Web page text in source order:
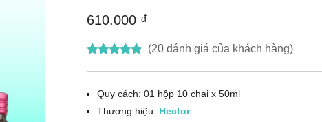
610.000 ₫
(20đánh giá của khách hàng)
Quy cách: 01 hộp 10 chai x 50ml
Thương hiệu: Hector